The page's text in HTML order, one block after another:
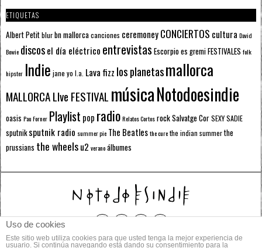
ETIQUETAS
Albert Petitblurbn mallorcacanciones ceremoneyCONCIERTOS cultura David
Bowie discosel día eléctrico entrevistas Escorpioes gremiFESTIVALES folk
hipster Indie jane yo l.a. Lava fizz los planetasmallorca
MALLORCA LIve FESTIVAL músicaNotodoesindie
oasis Pau Forner Playlist pop radioRelatos CortosrockSalvatge CorSEXY SADIE
sputnik sputnik radio summer pie The Beatlesthe curethe indian summerthe
prussians the wheelsu2 veranoálbumes
© 2014 Todos los derechos reservados.
Uso de cookies
Este sitio web utiliza cookies para que usted tenga la mejor experiencia de
usuario. Si continúa navegando está dando su consentimiento para la